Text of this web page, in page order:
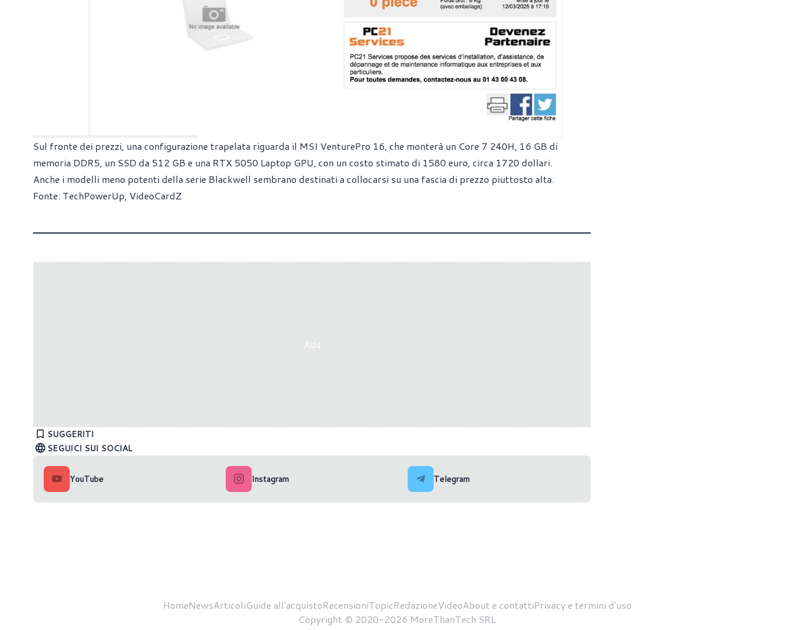
Sul fronte dei prezzi, una configurazione trapelata riguarda il MSI VenturePro 16, che monterà un Core 7 240H, 16 GB di
memoria DDR5, un SSD da 512 GB e una RTX 5050 Laptop GPU, con un costo stimato di 1580 euro, circa 1720 dollari.
Anche i modelli meno potenti della serie Blackwell sembrano destinati a collocarsi su una fascia di prezzo piuttosto alta.
Fonte: TechPowerUp, VideoCardZ
SUGGERITI
superiori alla RTX 5080 con
undervolt?
ultimi leak che sembrano dare
custom QuickSilver con supporto per
SEGUICI SUI SOCIAL
YouTube Instagram Telegram
HomeNewsArticoliGuide all'acquistoRecensioniTopicRedazioneVideoAbout e contattiPrivacy e termini d'uso
Copyright © 2020-2026 MoreThanTech SRL